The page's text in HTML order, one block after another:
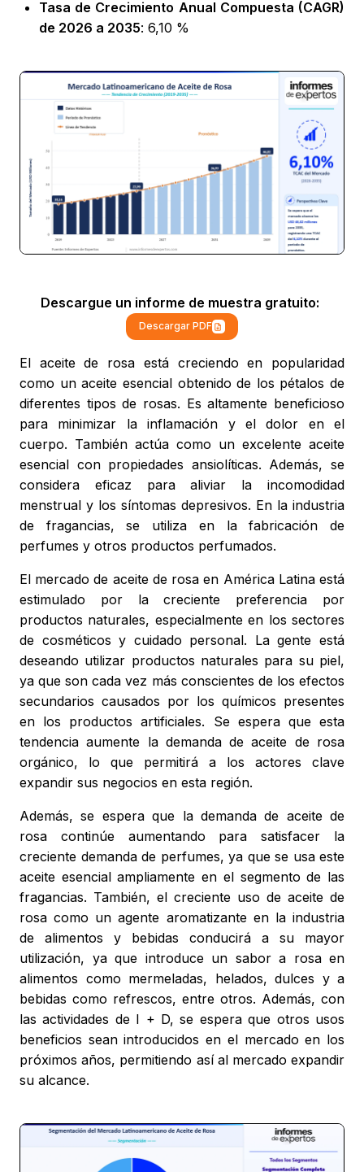
Tasa de Crecimiento Anual Compuesta (CAGR)
de 2026 a 2035: 6,10 %
Descargue un informe de muestra gratuito:
Descargar PDF
El aceite de rosa está creciendo en popularidad
como un aceite esencial obtenido de los pétalos de
diferentes tipos de rosas. Es altamente beneficioso
para minimizar la inflamación y el dolor en el
cuerpo. También actúa como un excelente aceite
esencial con propiedades ansiolíticas. Además, se
considera eficaz para aliviar la incomodidad
menstrual y los síntomas depresivos. En la industria
de fragancias, se utiliza en la fabricación de
perfumes y otros productos perfumados.
El mercado de aceite de rosa en América Latina está
estimulado por la creciente preferencia por
productos naturales, especialmente en los sectores
de cosméticos y cuidado personal. La gente está
deseando utilizar productos naturales para su piel,
ya que son cada vez más conscientes de los efectos
secundarios causados por los químicos presentes
en los productos artificiales. Se espera que esta
tendencia aumente la demanda de aceite de rosa
orgánico, lo que permitirá a los actores clave
expandir sus negocios en esta región.
Además, se espera que la demanda de aceite de
rosa continúe aumentando para satisfacer la
creciente demanda de perfumes, ya que se usa este
aceite esencial ampliamente en el segmento de las
fragancias. También, el creciente uso de aceite de
rosa como un agente aromatizante en la industria
de alimentos y bebidas conducirá a su mayor
utilización, ya que introduce un sabor a rosa en
alimentos como mermeladas, helados, dulces y a
bebidas como refrescos, entre otros. Además, con
las actividades de I + D, se espera que otros usos
beneficios sean introducidos en el mercado en los
próximos años, permitiendo así al mercado expandir
su alcance.